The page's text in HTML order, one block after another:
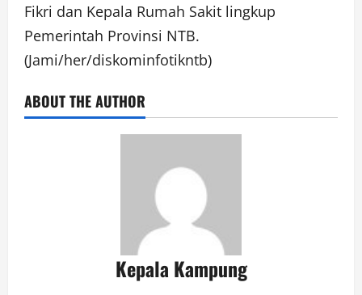
Fikri dan Kepala Rumah Sakit lingkup
Pemerintah Provinsi NTB.
(Jami/her/diskominfotikntb)
ABOUT THE AUTHOR
Kepala Kampung